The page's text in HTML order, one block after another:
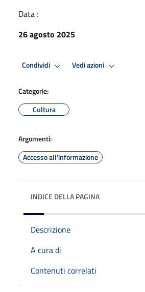
Data :
26 agosto 2025
Condividi Vedi azioni
Categorie:
Cultura
Argomenti:
Accesso all'informazione
INDICE DELLA PAGINA
Descrizione
A cura di
Contenuti correlati